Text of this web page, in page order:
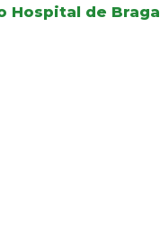
Hospital de Braga